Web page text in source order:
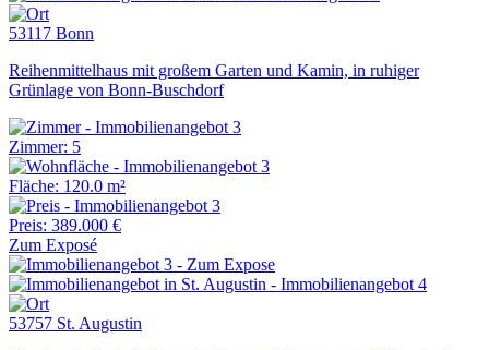
53117 Bonn
Reihenmittelhaus mit großem Garten und Kamin, in ruhiger
Grünlage von Bonn-Buschdorf
Zimmer: 5
Fläche: 120.0 m²
Preis: 389.000 €
Zum Exposé
53757 St. Augustin